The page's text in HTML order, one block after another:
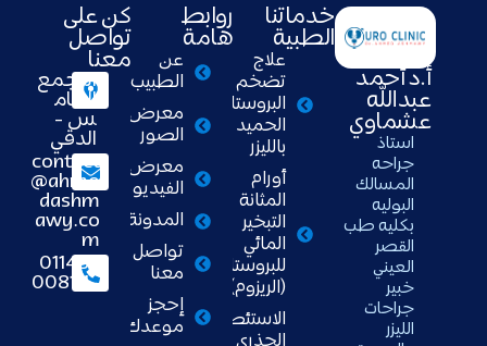
أ.د أحمد
عبدالله
عشماوي
استاذ
جراحه
المسالك
البوليه
بكليه طب
القصر
العيني
خبير
جراحات
الليزر
خدماتنا
الطبية
علاج
تضخم
البروستاتا
الحميد
بالليزر
أورام
المثانة
التبخير
المائي
للبروستاتا
(الريزوم)
الاستئصال
روابط
هامة
عن
الطبيب
معرض
الصور
معرض
الفيديو
المدونة
تواصل
معنا
إحجز
موعدك
كن على
تواصل
معنا
التجمع
الخام
س -
الدقي
contact
@ahme
dashm
awy.co
m
01148
008111